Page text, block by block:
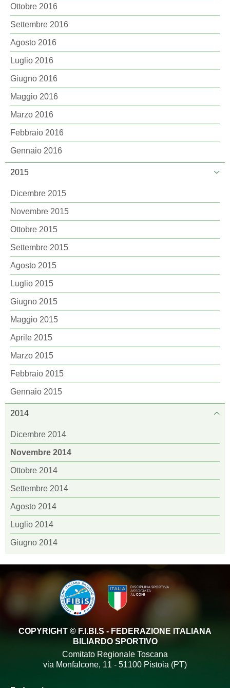
Ottobre 2016
Settembre 2016
Agosto 2016
Luglio 2016
Giugno 2016
Maggio 2016
Marzo 2016
Febbraio 2016
Gennaio 2016
2015
Dicembre 2015
Novembre 2015
Ottobre 2015
Settembre 2015
Agosto 2015
Luglio 2015
Giugno 2015
Maggio 2015
Aprile 2015
Marzo 2015
Febbraio 2015
Gennaio 2015
2014
Dicembre 2014
Novembre 2014
Ottobre 2014
Settembre 2014
Agosto 2014
Luglio 2014
Giugno 2014
COPYRIGHT © F.I.BI.S - FEDERAZIONE ITALIANA
BILIARDO SPORTIVO
Comitato Regionale Toscana
via Monfalcone, 11 - 51100 Pistoia (PT)